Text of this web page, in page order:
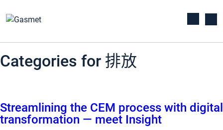
Categories for 排放
Streamlining the CEM process with digital
transformation — meet Insight